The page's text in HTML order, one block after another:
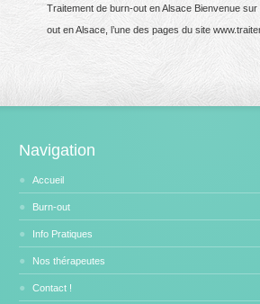
Traitement de burn-out en Alsace Bienvenue
out en Alsace, l’une des pages du site
Navigation
Accueil
Burn-out
Info Pratiques
Nos thérapeutes
Contact !